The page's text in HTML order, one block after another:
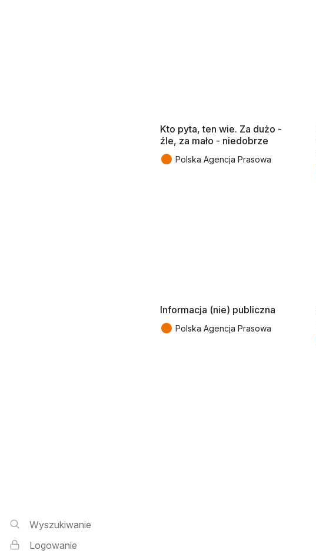
Wyszukiwarka i logowanie
Wyszukiwanie
Logowanie
Kto pyta, ten wie. Za dużo -
źle, za mało - niedobrze
● Polska Agencja Prasowa
Informacja (nie) publiczna
● Polska Agencja Prasowa